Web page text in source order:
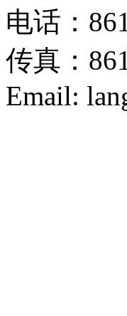
电话：
传真：
Email: